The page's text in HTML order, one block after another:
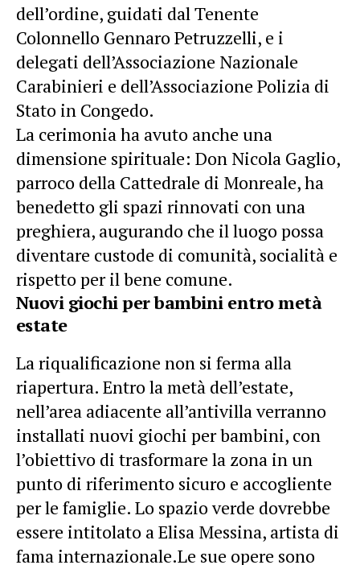
dell’ordine, guidati dal Tenente
Colonnello Gennaro Petruzzelli, e i
delegati dell’Associazione Nazionale
Carabinieri e dell’Associazione Polizia di
Stato in Congedo.
La cerimonia ha avuto anche una
dimensione spirituale: Don Nicola Gaglio,
parroco della Cattedrale di Monreale, ha
benedetto gli spazi rinnovati con una
preghiera, augurando che il luogo possa
diventare custode di comunità, socialità e
rispetto per il bene comune.
Nuovi giochi per bambini entro metà
estate
La riqualificazione non si ferma alla
riapertura. Entro la metà dell’estate,
nell’area adiacente all’antivilla verranno
installati nuovi giochi per bambini, con
l’obiettivo di trasformare la zona in un
punto di riferimento sicuro e accogliente
per le famiglie. Lo spazio verde dovrebbe
essere intitolato a Elisa Messina, artista di
fama internazionale.Le sue opere sono